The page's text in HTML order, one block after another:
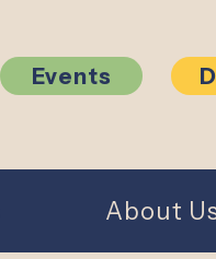
Events
About